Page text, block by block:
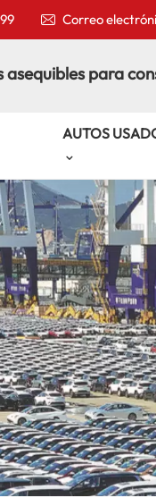
Correo
asequibles para
AUTOS